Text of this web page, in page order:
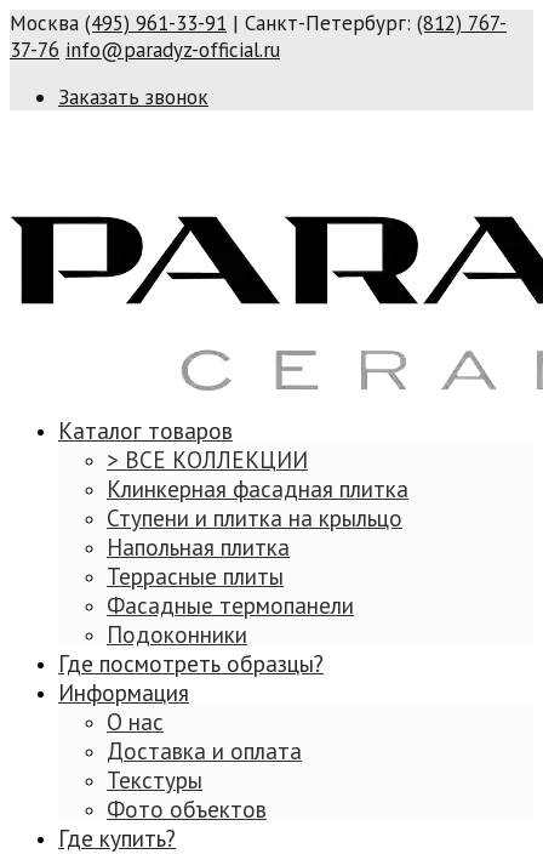
Москва (495) 961-33-91 | Санкт-Петербург: (812) 767-
37-76 info@paradyz-official.ru
Заказать звонок
Каталог товаров
> ВСЕ КОЛЛЕКЦИИ
Клинкерная фасадная плитка
Ступени и плитка на крыльцо
Напольная плитка
Террасные плиты
Фасадные термопанели
Подоконники
Где посмотреть образцы?
Информация
О нас
Доставка и оплата
Текстуры
Фото объектов
Где купить?